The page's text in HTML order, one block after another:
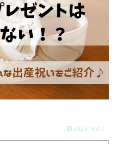
2023.10.07